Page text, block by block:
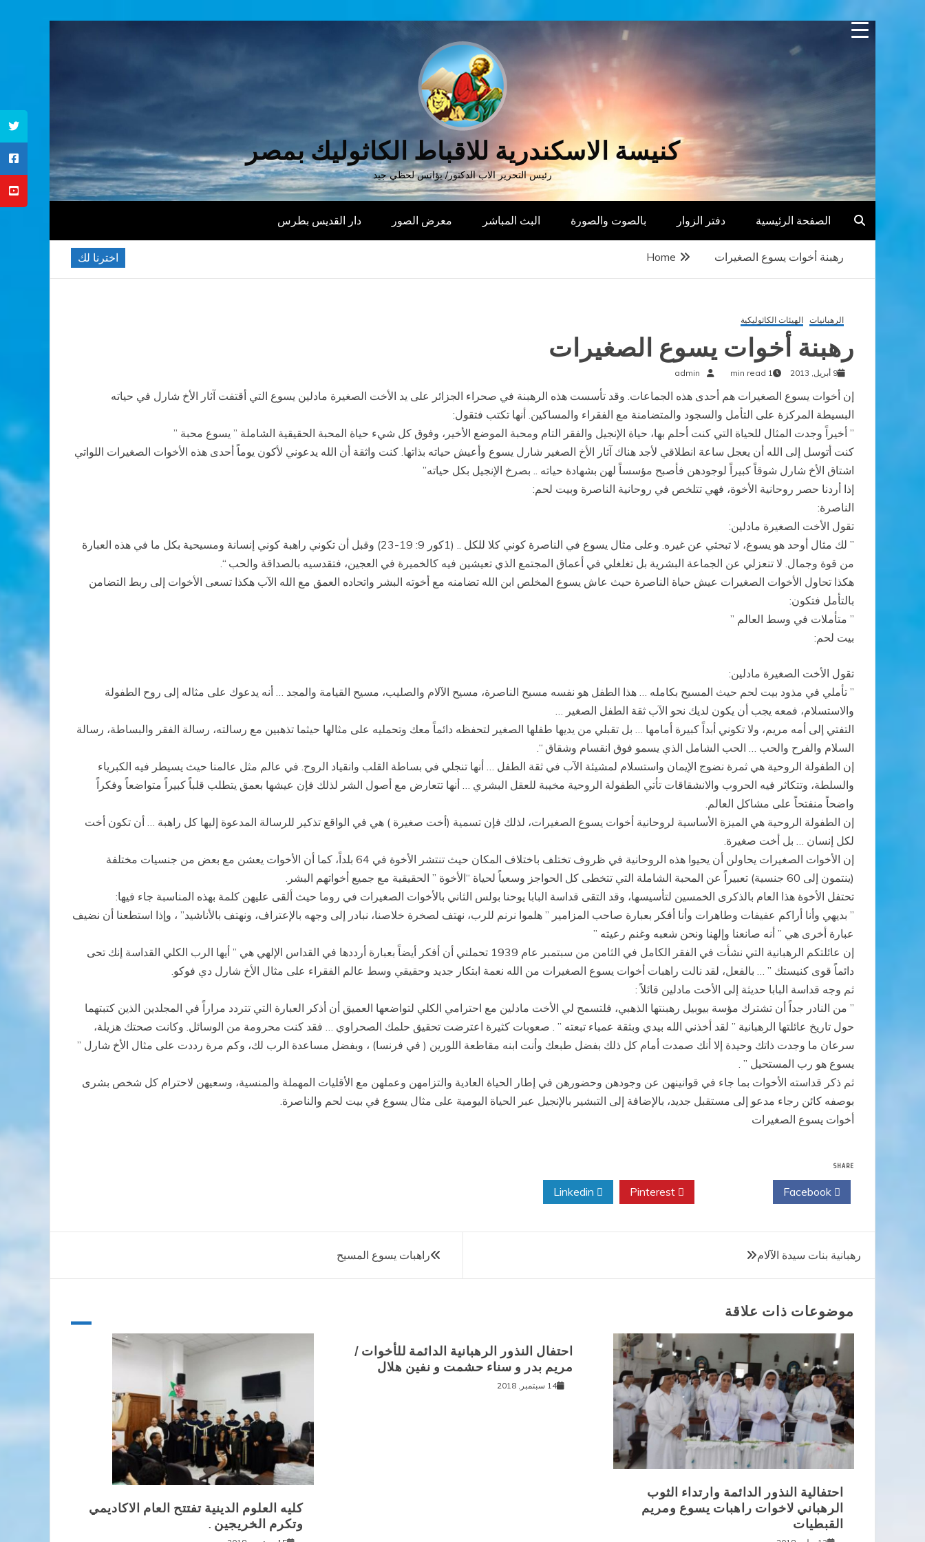
Skip
كنيسة الاسكندرية للاقباط الكاثوليك بمصر
رئيس التحرير الاب الدكتور/ يؤانس لحظي جيد
الصفحة الرئيسية دفتر الزوار بالصوت والصورة البث المباشر معرض الصور دار القديس بطرس
اخترنا لك Home رهبنة أخوات يسوع الصغيرات
الرهبانيات الهيئات الكاثوليكية
رهبنة أخوات يسوع الصغيرات
9 أبريل, 2013 1 min read
admin
إن أخوات يسوع الصغيرات هم أحدى هذه الجماعات. وقد تأسست هذه الرهبنة في صحراء الجزائر على يد الأخت الصغيرة مادلين يسوع التي أقتفت آثار الأخ شارل في حياته
البسيطة المركزة على التأمل والسجود والمتضامنة مع الفقراء والمساكين. أنها تكتب فتقول:
” أخيراً وجدت المثال للحياة التي كنت أحلم بها، حياة الإنجيل والفقر التام ومحبة الموضع الأخير، وفوق كل شيء حياة المحبة الحقيقية الشاملة ” يسوع محبة ”
كنت أتوسل إلى الله أن يعجل ساعة انطلاقي لأجد هناك آثار الأخ الصغير شارل يسوع وأعيش حياته بذاتها. كنت واثقة أن الله يدعوني لأكون يوماً أحدى هذه الأخوات الصغيرات اللواتي
اشتاق الأخ شارل شوقاً كبيراً لوجودهن فأصبح مؤسساً لهن بشهادة حياته .. بصرخ الإنجيل بكل حياته”
إذا أردنا حصر روحانية الأخوة، فهي تتلخص في روحانية الناصرة وبيت لحم:
الناصرة:
تقول الأخت الصغيرة مادلين:
” لك مثال أوحد هو يسوع، لا تبحثي عن غيره. وعلى مثال يسوع في الناصرة كوني كلا للكل .. (1كور 9: 19-23) وقبل أن تكوني راهبة كوني إنسانة ومسيحية بكل ما في هذه العبارة
من قوة وجمال. لا تنعزلي عن الجماعة البشرية بل تغلغلي في أعماق المجتمع الذي تعيشين فيه كالخميرة في العجين، فتقدسيه بالصداقة والحب “.
هكذا تحاول الأخوات الصغيرات عيش حياة الناصرة حيث عاش يسوع المخلص ابن الله تضامنه مع أخوته البشر واتحاده العمق مع الله الآب هكذا تسعى الأخوات إلى ربط التضامن
بالتأمل فتكون:
” متأملات في وسط العالم ”
بيت لحم:
تقول الأخت الصغيرة مادلين:
” تأملي في مذود بيت لحم حيث المسيح بكامله … هذا الطفل هو نفسه مسيح الناصرة، مسيح الآلام والصليب، مسيح القيامة والمجد … أنه يدعوك على مثاله إلى روح الطفولة
والاستسلام، فمعه يجب أن يكون لديك نحو الآب ثقة الطفل الصغير …
التفتي إلى أمه مريم، ولا تكوني أبداً كبيرة أمامها … بل تقبلي من يديها طفلها الصغير لتحفظه دائماً معك وتحمليه على مثالها حيثما تذهبين مع رسالته، رسالة الفقر والبساطة، رسالة
السلام والفرح والحب … الحب الشامل الذي يسمو فوق انقسام وشقاق “.
إن الطفولة الروحية هي ثمرة نضوج الإيمان واستسلام لمشيئة الآب في ثقة الطفل … أنها تنجلي في بساطة القلب وانقياد الروح. في عالم مثل عالمنا حيث يسيطر فيه الكبرياء
والسلطة، وتتكاثر فيه الحروب والانشقاقات تأتي الطفولة الروحية مخيبة للعقل البشري … أنها تتعارض مع أصول الشر لذلك فإن عيشها بعمق يتطلب قلباً كبيراً متواضعاً وفكراً
واضحاً منفتحاً على مشاكل العالم.
إن الطفولة الروحية هي الميزة الأساسية لروحانية أخوات يسوع الصغيرات، لذلك فإن تسمية (أخت صغيرة ) هي في الواقع تذكير للرسالة المدعوة إليها كل راهبة … أن تكون أخت
لكل إنسان … بل أخت صغيرة.
إن الأخوات الصغيرات يحاولن أن يحيوا هذه الروحانية في ظروف تختلف باختلاف المكان حيث تنتشر الأخوة في 64 بلداً، كما أن الأخوات يعشن مع بعض من جنسيات مختلفة
(ينتمون إلى 60 جنسية) تعبيراً عن المحبة الشاملة التي تتخطى كل الحواجز وسعياً لحياة “الأخوة ” الحقيقية مع جميع أخواتهم البشر.
تحتفل الأخوة هذا العام بالذكرى الخمسين لتأسيسها، وقد التقى قداسة البابا يوحنا بولس الثاني بالأخوات الصغيرات في روما حيث ألقى عليهن كلمة بهذه المناسبة جاء فيها:
” بديهي وأنا أراكم عفيفات وطاهرات وأنا أفكر بعبارة صاحب المزامير ” هلموا نرنم للرب، نهتف لصخرة خلاصنا، نبادر إلى وجهه بالإعتراف، ونهتف بالأناشيد” ، وإذا استطعنا أن نضيف
عبارة أخرى هي ” أنه صانعنا وإلهنا ونحن شعبه وغنم رعيته ”
إن عائلتكم الرهبانية التي نشأت في الفقر الكامل في الثامن من سبتمبر عام 1939 تحملني أن أفكر أيضاً بعبارة أرددها في القداس الإلهي هي ” أيها الرب الكلي القداسة إنك تحى
دائماً قوى كنيستك ” … بالفعل، لقد نالت راهبات أخوات يسوع الصغيرات من الله نعمة ابتكار جديد وحقيقي وسط عالم الفقراء على مثال الأخ شارل دي فوكو.
ثم وجه قداسة البابا حديثة إلى الأخت مادلين قائلاً :
” من النادر جداً أن تشترك مؤسة بيوبيل رهبنتها الذهبي، فلتسمح لي الأخت مادلين مع احترامي الكلي لتواضعها العميق أن أذكر العبارة التي تتردد مراراً في المجلدين الذين كتبتهما
حول تاريخ عائلتها الرهبانية ” لقد أخذني الله بيدي وبثقة عمياء تبعته ” . صعوبات كثيرة اعترضت تحقيق حلمك الصحراوي … فقد كنت محرومة من الوسائل. وكانت صحتك هزيلة،
سرعان ما وجدت ذاتك وحيدة إلا أنك صمدت أمام كل ذلك بفضل طبعك وأنت ابنه مقاطعة اللورين ( في فرنسا) ، وبفضل مساعدة الرب لك، وكم مرة رددت على مثال الأخ شارل ”
يسوع هو رب المستحيل ” .
ثم ذكر قداسته الأخوات بما جاء في قوانينهن عن وجودهن وحضورهن في إطار الحياة العادية والتزامهن وعملهن مع الأقليات المهملة والمنسية، وسعيهن لاحترام كل شخص بشرى
بوصفه كائن رجاء مدعو إلى مستقبل جديد، بالإضافة إلى التبشير بالإنجيل عبر الحياة اليومية على مثال يسوع في بيت لحم والناصرة.
أخوات يسوع الصغيرات
SHARE
تصفّح
المقالات
راهبات يسوع المسيح رهبانية بنات سيدة الآلام
موضوعات ذات علاقة
كليه العلوم الدينية تفتتح العام الاكاديمي
وتكرم الخريجين .
احتفال النذور الرهبانية الدائمة للأخوات /
مريم بدر و سناء حشمت و نفين هلال
14 سبتمبر, 2018
احتفالية النذور الدائمة وارتداء الثوب
الرهباني لاخوات راهبات يسوع ومريم
القبطيات